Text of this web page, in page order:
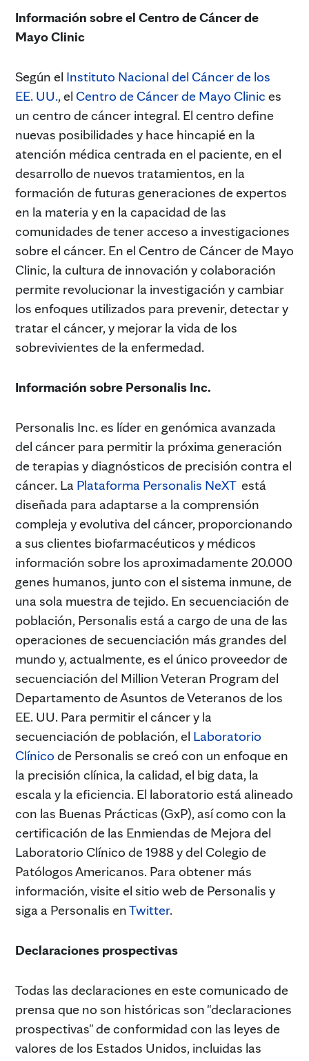
Información sobre el Centro de Cáncer de
Mayo Clinic
Según el Instituto Nacional del Cáncer de los
EE. UU., el Centro de Cáncer de Mayo Clinic es
un centro de cáncer integral. El centro define
nuevas posibilidades y hace hincapié en la
atención médica centrada en el paciente, en el
desarrollo de nuevos tratamientos, en la
formación de futuras generaciones de expertos
en la materia y en la capacidad de las
comunidades de tener acceso a investigaciones
sobre el cáncer. En el Centro de Cáncer de Mayo
Clinic, la cultura de innovación y colaboración
permite revolucionar la investigación y cambiar
los enfoques utilizados para prevenir, detectar y
tratar el cáncer, y mejorar la vida de los
sobrevivientes de la enfermedad.
Información sobre Personalis Inc.
Personalis Inc. es líder en genómica avanzada
del cáncer para permitir la próxima generación
de terapias y diagnósticos de precisión contra el
cáncer. La Plataforma Personalis NeXTestá
diseñada para adaptarse a la comprensión
compleja y evolutiva del cáncer, proporcionando
a sus clientes biofarmacéuticos y médicos
información sobre los aproximadamente 20.000
genes humanos, junto con el sistema inmune, de
una sola muestra de tejido. En secuenciación de
población, Personalis está a cargo de una de las
operaciones de secuenciación más grandes del
mundo y, actualmente, es el único proveedor de
secuenciación del Million Veteran Program del
Departamento de Asuntos de Veteranos de los
EE. UU. Para permitir el cáncer y la
secuenciación de población, el Laboratorio
Clínico de Personalis se creó con un enfoque en
la precisión clínica, la calidad, el big data, la
escala y la eficiencia. El laboratorio está alineado
con las Buenas Prácticas (GxP), así como con la
certificación de las Enmiendas de Mejora del
Laboratorio Clínico de 1988 y del Colegio de
Patólogos Americanos. Para obtener más
información, visite el sitio web de Personalis y
siga a Personalis enTwitter.
Declaraciones prospectivas
Todas las declaraciones en este comunicado de
prensa que no son históricas son "declaraciones
prospectivas" de conformidad con las leyes de
valores de los Estados Unidos, incluidas las